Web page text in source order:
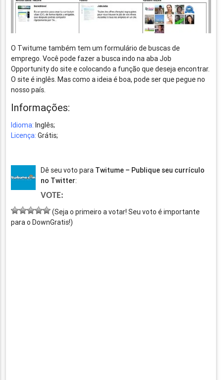
O Twitume também tem um formulário de buscas de
emprego. Você pode fazer a busca indo na aba Job
Opportunity do site e colocando a função que deseja encontrar.
O site é inglês. Mas como a ideia é boa, pode ser que pegue no
nosso país.
Informações:
Idioma: Inglês;
Licença: Grátis;
Dê seu voto para Twitume – Publique seu currículo
no Twitter:
VOTE:
(Seja o primeiro a votar! Seu voto é importante
para o DownGratis!)